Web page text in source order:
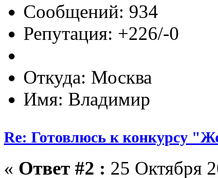
Сообщений: 934
Репутация: +226/-0
Откуда: Москва
Имя: Владимир
Re: Готовлюсь к конкурсу
« Ответ #2 : 25 Октября